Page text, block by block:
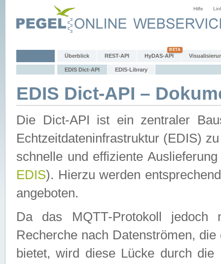
Hilfe
Überblick REST-API HyDAS-API
EDIS Dict-API EDIS-Library
EDIS Dict-API –
Die Dict-API ist ein zentraler
Echtzeitdateninfrastruktur (EDIS)
schnelle und effiziente
EDIS). Hierzu werden
angeboten.
Da das MQTT-Protokoll jedoch
Recherche nach Datenströmen,
bietet, wird diese Lücke durch die